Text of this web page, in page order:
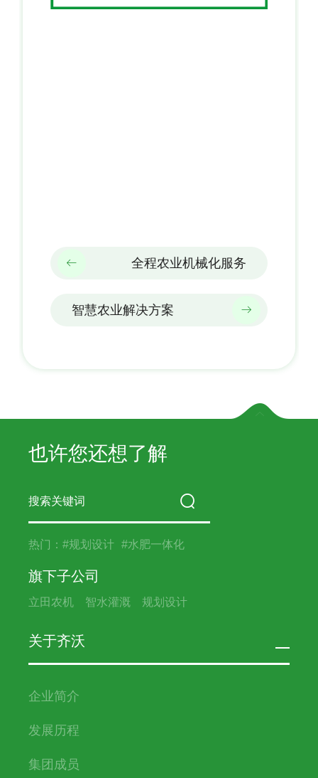
全程农业机械化服务
智慧农业解决方案
也许您还想了解
热门： #规划设计 #水肥一体化
旗下子公司
立田农机 智水灌溉 规划设计
关于齐沃
企业简介
发展历程
集团成员